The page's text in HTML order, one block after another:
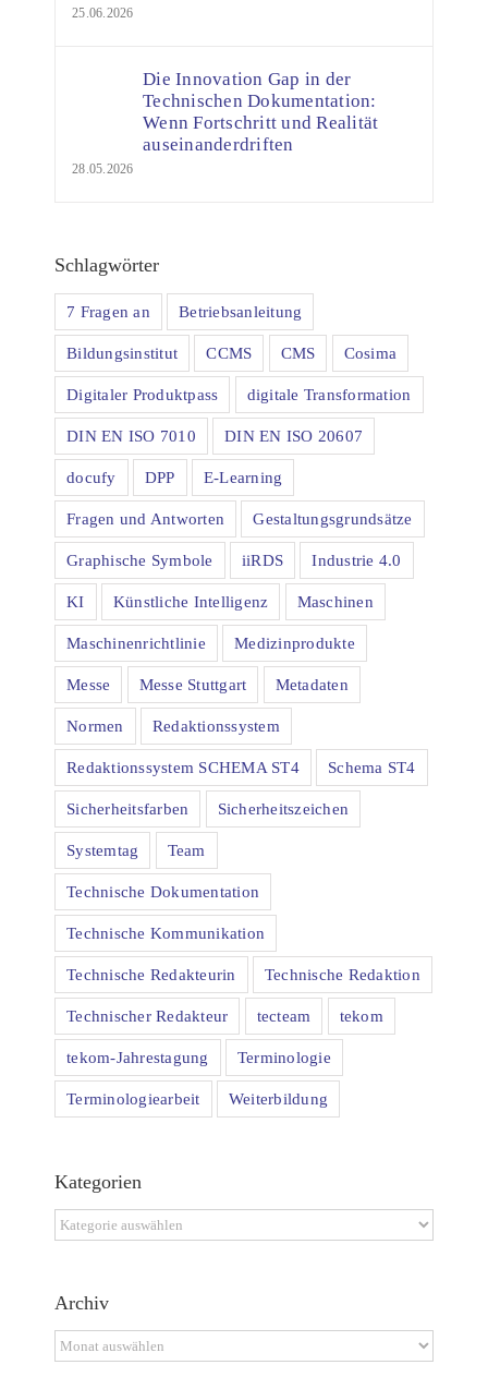
25.06.2026
Die Innovation Gap in der
Technischen Dokumentation:
Wenn Fortschritt und Realität
auseinanderdriften
28.05.2026
Schlagwörter
7 Fragen an Betriebsanleitung
Bildungsinstitut CCMS CMS Cosima
Digitaler Produktpass digitale Transformation
DIN EN ISO 7010 DIN EN ISO 20607
docufy DPP E-Learning
Fragen und Antworten Gestaltungsgrundsätze
Graphische Symbole iiRDS Industrie 4.0
KI Künstliche Intelligenz Maschinen
Maschinenrichtlinie Medizinprodukte
Messe Messe Stuttgart Metadaten
Normen Redaktionssystem
Redaktionssystem SCHEMA ST4 Schema ST4
Sicherheitsfarben Sicherheitszeichen
Systemtag Team
Technische Dokumentation
Technische Kommunikation
Technische Redakteurin Technische Redaktion
Technischer Redakteur tecteam tekom
tekom-Jahrestagung Terminologie
Terminologiearbeit Weiterbildung
Kategorien
Kategorien
Archiv
Archiv